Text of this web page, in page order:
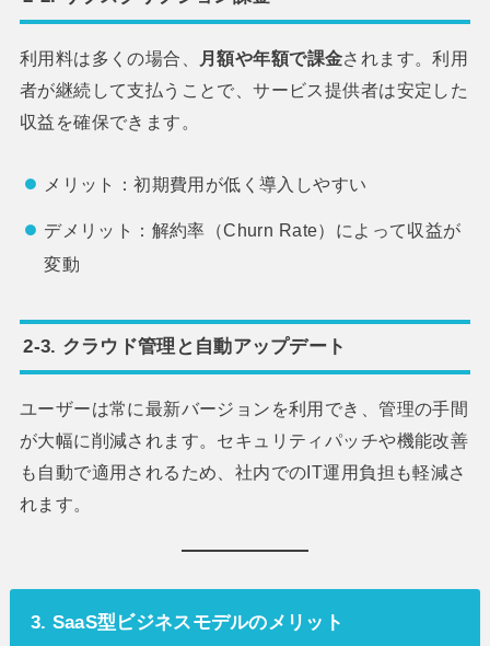
利用料は多くの場合、 月額や年額で課金されます。利用
者が継続して支払うことで、サービス提供者は安定した
収益を確保できます。
メリット：初期費用が低く導入しやすい
デメリット：解約率（Churn Rate）によって収益が
変動
2-3. クラウド管理と自動アップデート
ユーザーは常に最新バージョンを利用でき、管理の手間
が大幅に削減されます。セキュリティパッチや機能改善
も自動で適用されるため、社内でのIT運用負担も軽減さ
れます。
3. SaaS型ビジネスモデルのメリット